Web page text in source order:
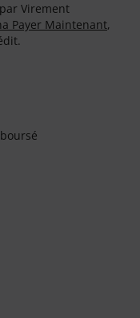
Virement
Payer Maintenant,